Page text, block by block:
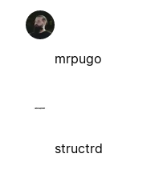
mrpugo
structrd